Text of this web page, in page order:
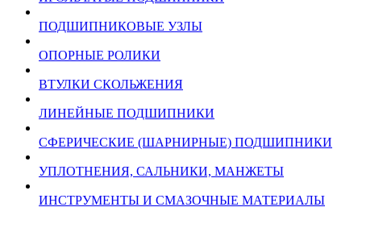
ПОДШИПНИКОВЫЕ УЗЛЫ
ОПОРНЫЕ РОЛИКИ
ВТУЛКИ СКОЛЬЖЕНИЯ
ЛИНЕЙНЫЕ ПОДШИПНИКИ
СФЕРИЧЕСКИЕ (ШАРНИРНЫЕ) ПОДШИПНИКИ
УПЛОТНЕНИЯ, САЛЬНИКИ, МАНЖЕТЫ
ИНСТРУМЕНТЫ И СМАЗОЧНЫЕ МАТЕРИАЛЫ